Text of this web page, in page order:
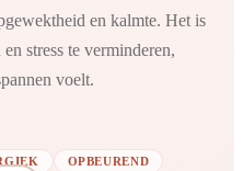
en kalmte. Het is
stress te verminderen,
voelt.
OPBEUREND